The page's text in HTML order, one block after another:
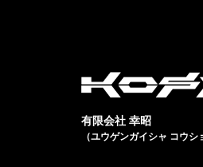
有限会社 幸昭
（ユウゲンガイシャ コウシ